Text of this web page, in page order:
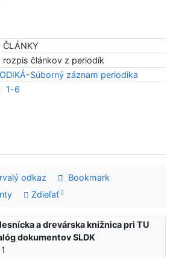
rozpis článkov z periodík
Súborný záznam periodika
1-6
odkaz
Bookmark
Zdieľať
a drevárska knižnica pri TU
dokumentov SLDK